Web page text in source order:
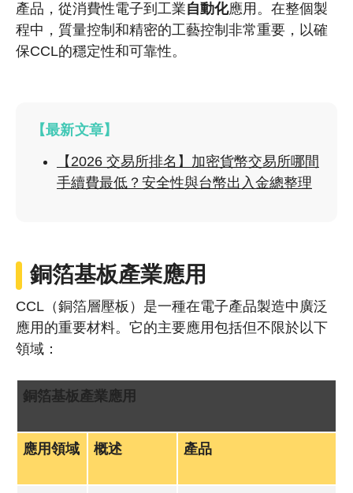
產品，從消費性電子到工業自動化應用。在整個製
程中，質量控制和精密的工藝控制非常重要，以確
保CCL的穩定性和可靠性。
【最新文章】
【2026 交易所排名】加密貨幣交易所哪間
手續費最低？安全性與台幣出入金總整理
銅箔基板產業應用
CCL（銅箔層壓板）是一種在電子產品製造中廣泛
應用的重要材料。它的主要應用包括但不限於以下
領域：
銅箔基板產業應用
應用領域 概述 產品